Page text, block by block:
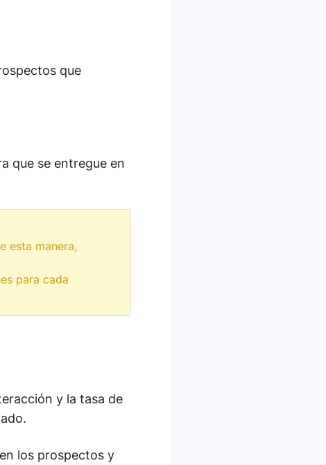
que
que se entregue en
esta manera,
para cada
y la tasa de
los prospectos y